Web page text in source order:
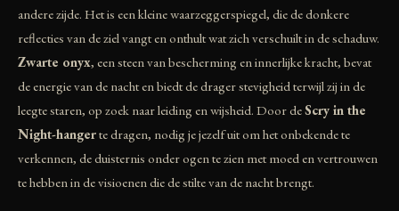
andere zijde. Het is een kleine waarzeggerspiegel, die de donkere
reflecties van de ziel vangt en onthult wat zich verschuilt in de schaduw.
Zwarte onyx, een steen van bescherming en innerlijke kracht, bevat
de energie van de nacht en biedt de drager stevigheid terwijl zij in de
leegte staren, op zoek naar leiding en wijsheid. Door deScry in the
Night-hangerte dragen, nodig je jezelf uit om het onbekende te
verkennen, de duisternis onder ogen te zien met moed en vertrouwen
te hebben in de visioenen die de stilte van de nacht brengt.